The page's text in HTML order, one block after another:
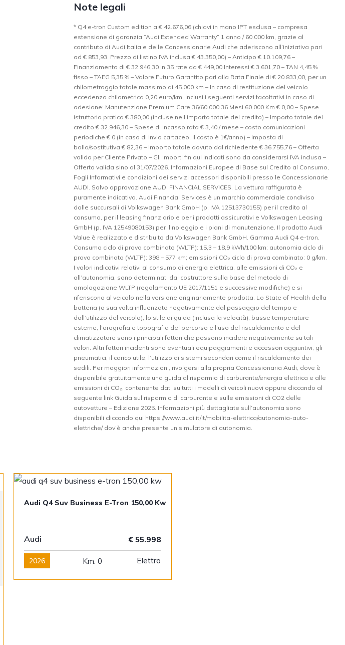
Note legali
* Q4 e-tron Custom edition a € 42.676,06 (chiavi in mano IPT esclusa – compresa
estensione di garanzia “Audi Extended Warranty” 1 anno / 60.000 km, grazie al
contributo di Audi Italia e delle Concessionarie Audi che aderiscono all’iniziativa pari
ad € 853,93. Prezzo di listino IVA inclusa € 43.350,00) – Anticipo € 10.109,76 –
Finanziamento di € 32.946,30 in 35 rate da € 449,00 Interessi € 3.601,70 – TAN 4,45 %
fisso – TAEG 5,35 % – Valore Futuro Garantito pari alla Rata Finale di € 20.833,00, per un
chilometraggio totale massimo di 45.000 km – In caso di restituzione del veicolo
eccedenza chilometrica 0,20 euro/km, inclusi i seguenti servizi facoltativi in caso di
adesione: Manutenzione Premium Care 36/60.000 36 Mesi 60.000 Km € 0,00 – Spese
istruttoria pratica € 380,00 (incluse nell’importo totale del credito) – Importo totale del
credito € 32.946,30 – Spese di incasso rata € 3,40 / mese – costo comunicazioni
periodiche € 0 (in caso di invio cartaceo, il costo è 1€/anno) – Imposta di
bollo/sostitutiva € 82,36 – Importo totale dovuto dal richiedente € 36.755,76 – Offerta
valida per Cliente Privato – Gli importi fin qui indicati sono da considerarsi IVA inclusa –
Offerta valida sino al 31/07/2026. Informazioni Europee di Base sul Credito al Consumo,
Fogli Informativi e condizioni dei servizi accessori disponibili presso le Concessionarie
AUDI. Salvo approvazione AUDI FINANCIAL SERVICES. La vettura raffigurata è
puramente indicativa. Audi Financial Services è un marchio commerciale condiviso
dalle succursali di Volkswagen Bank GmbH (p. IVA 12513730155) per il credito al
consumo, per il leasing finanziario e per i prodotti assicurativi e Volkswagen Leasing
GmbH (p. IVA 12549080153) per il noleggio e i piani di manutenzione. Il prodotto Audi
Value è realizzato e distribuito da Volkswagen Bank GmbH. Gamma Audi Q4 e-tron.
Consumo ciclo di prova combinato (WLTP): 15,3 – 18,9 kWh/100 km; autonomia ciclo di
prova combinato (WLTP): 398 – 577 km; emissioni CO₂ ciclo di prova combinato: 0 g/km.
I valori indicativi relativi al consumo di energia elettrica, alle emissioni di CO₂ e
all’autonomia, sono determinati dal costruttore sulla base del metodo di
omologazione WLTP (regolamento UE 2017/1151 e successive modifiche) e si
riferiscono al veicolo nella versione originariamente prodotta. Lo State of Health della
batteria (a sua volta influenzato negativamente dal passaggio del tempo e
dall’utilizzo del veicolo), lo stile di guida (inclusa la velocità), basse temperature
esterne, l’orografia e topografia del percorso e l’uso del riscaldamento e del
climatizzatore sono i principali fattori che possono incidere negativamente su tali
valori. Altri fattori incidenti sono eventuali equipaggiamenti e accessori aggiuntivi, gli
pneumatici, il carico utile, l’utilizzo di sistemi secondari come il riscaldamento dei
sedili. Per maggiori informazioni, rivolgersi alla propria Concessionaria Audi, dove è
disponibile gratuitamente una guida al risparmio di carburante/energia elettrica e alle
emissioni di CO₂, contenente dati su tutti i modelli di veicoli nuovi oppure cliccando al
seguente link Guida sul risparmio di carburante e sulle emissioni di CO2 delle
autovetture – Edizione 2025. Informazioni più dettagliate sull’autonomia sono
disponibili cliccando qui https://www.audi.it/it/mobilita-elettrica/autonomia-auto-
elettriche/ dov’è anche presente un simulatore di autonomia.
Audi Q4 Suv Business E-Tron 150,00 Kw
Audi € 55.998
2026 Km. 0 Elettro